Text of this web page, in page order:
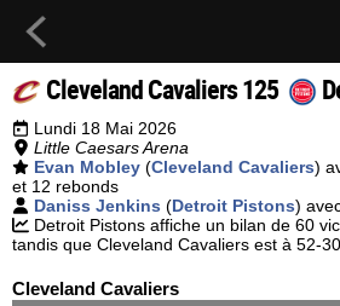
Cleveland Cavaliers 125
Lundi 18 Mai 2026
Little Caesars Arena
Evan Mobley (Cleveland Cavaliers)
et 12 rebonds
Daniss Jenkins (Detroit Pistons)
Detroit Pistons affiche un bilan de 60
tandis que Cleveland Cavaliers est à 52-30
Cleveland Cavaliers